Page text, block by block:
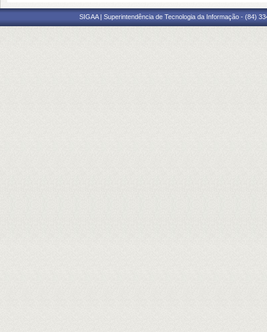
SIGAA | Superintendência de Tecnologia da Informação - (84)